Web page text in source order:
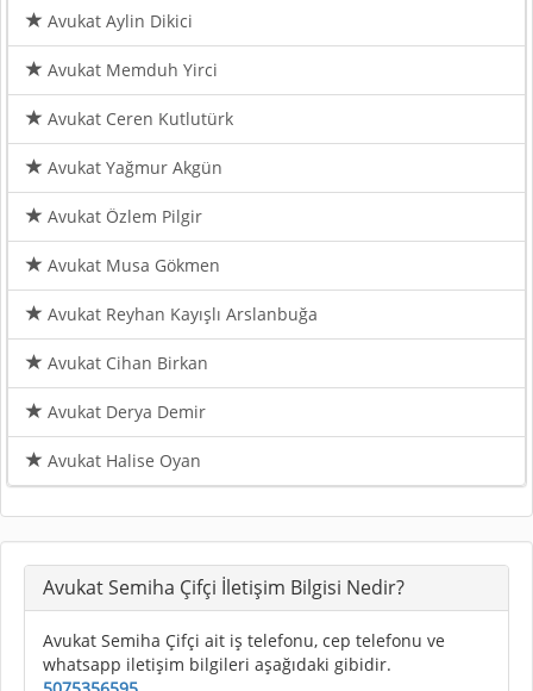
Avukat Aylin Dikici
Avukat Memduh Yirci
Avukat Ceren Kutlutürk
Avukat Yağmur Akgün
Avukat Özlem Pilgir
Avukat Musa Gökmen
Avukat Reyhan Kayışlı Arslanbuğa
Avukat Cihan Birkan
Avukat Derya Demir
Avukat Halise Oyan
Avukat Semiha Çifçi İletişim Bilgisi Nedir?
Avukat Semiha Çifçi ait iş telefonu, cep telefonu ve
whatsapp iletişim bilgileri aşağıdaki gibidir.